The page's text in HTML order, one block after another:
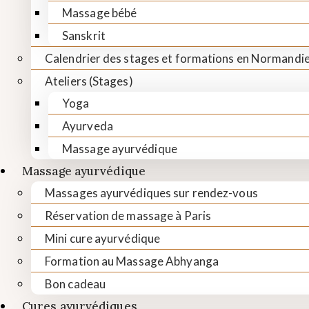
Massage bébé
Sanskrit
Calendrier des stages et formations en
Ateliers (Stages)
Yoga
Ayurveda
Massage ayurvédique
Massage ayurvédique
Massages ayurvédiques sur rendez-vous
Réservation de massage à Paris
Mini cure ayurvédique
Formation au Massage Abhyanga
Bon cadeau